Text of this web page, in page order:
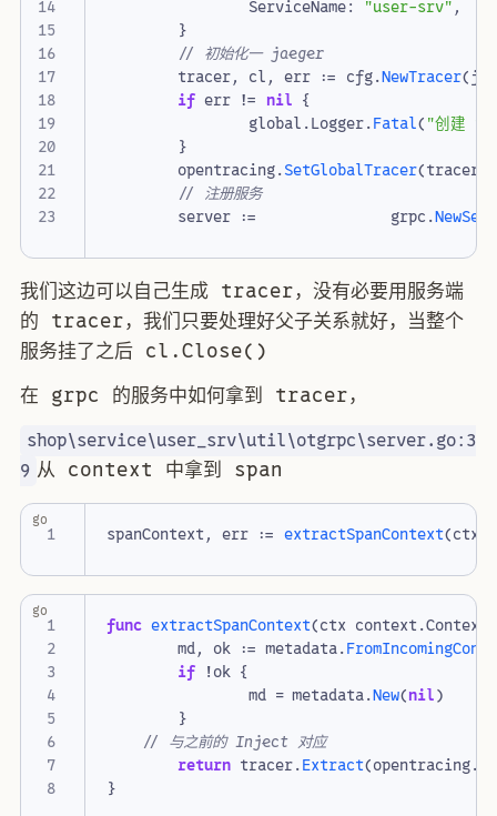
14
15
16
17
18
19
20
21
22
ServiceName: "user-srv",
}
// 初始化一 jaeger
tracer, cl, err := cfg.NewTracer(
if err != nil {
global.Logger.Fatal("创建
}
opentracing.SetGlobalTracer(tracer
// 注册服务
server := grpc.
我们这边可以自己生成 tracer，没有必要用服务端
的 tracer，我们只要处理好父子关系就好，当整个
服务挂了之后 cl.Close()
在 grpc 的服务中如何拿到 tracer，
shop\service\user_srv\util\otgrpc\server.go:3
9 从 context 中拿到 span
1 spanContext, err := extractSpanContext(ctx
go
1
2
4
5
6
7
8
func extractSpanContext(ctx context.Context
md, ok := metadata.
if !ok {
md = metadata.New(nil)
}
// 与之前的 Inject 对应
return tracer.Extract(opentracing.
}
go